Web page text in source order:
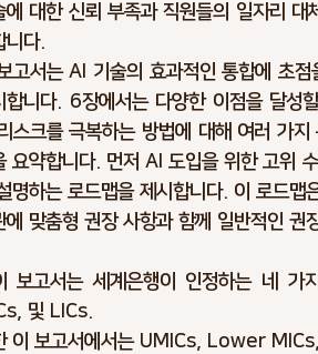
에 대한 신뢰 부족과 직원들의 일자리
니다.
고서는 AI 기술의 효과적인 통합에 초
합니다. 6장에서는 다양한 이점을 달성
스크를 극복하는 방법에 대해 여러 가
요약합니다. 먼저 AI 도입을 위한 고위
명하는 로드맵을 제시합니다. 이 로드맵
에 맞춤형 권장 사항과 함께 일반적인 권
보고서는 세계은행이 인정하는 네
및 LICs.
이 보고서에서는 UMICs, Lower